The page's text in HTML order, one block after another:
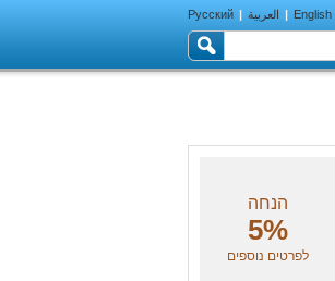
English
| العربية |
Русский
הנחה
5%
לפרטים נוספים